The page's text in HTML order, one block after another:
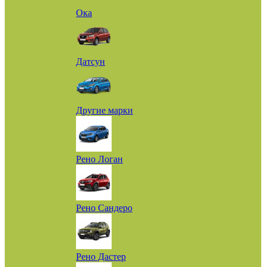
Ока
Датсун
Другие марки
Рено Логан
Рено Сандеро
Рено Дастер